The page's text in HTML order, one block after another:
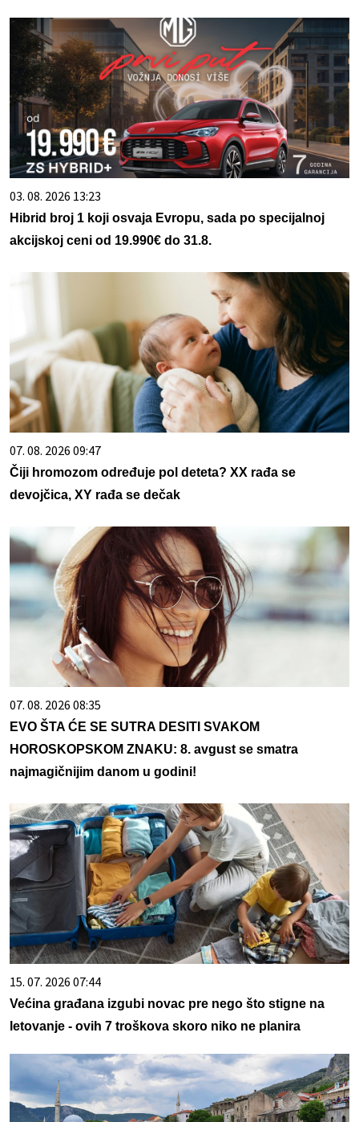
03. 08. 2026 13:23
Hibrid broj 1 koji osvaja Evropu, sada po specijalnoj
akcijskoj ceni od 19.990€ do 31.8.
07. 08. 2026 09:47
Čiji hromozom određuje pol deteta? XX rađa se
devojčica, XY rađa se dečak
07. 08. 2026 08:35
EVO ŠTA ĆE SE SUTRA DESITI SVAKOM
HOROSKOPSKOM ZNAKU: 8. avgust se smatra
najmagičnijim danom u godini!
15. 07. 2026 07:44
Većina građana izgubi novac pre nego što stigne na
letovanje - ovih 7 troškova skoro niko ne planira